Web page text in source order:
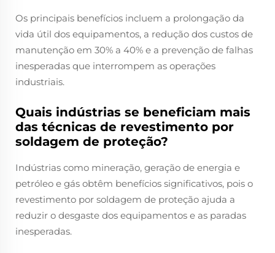
Os principais benefícios incluem a prolongação da
vida útil dos equipamentos, a redução dos custos de
manutenção em 30% a 40% e a prevenção de falhas
inesperadas que interrompem as operações
industriais.
Quais indústrias se beneficiam mais
das técnicas de revestimento por
soldagem de proteção?
Indústrias como mineração, geração de energia e
petróleo e gás obtêm benefícios significativos, pois o
revestimento por soldagem de proteção ajuda a
reduzir o desgaste dos equipamentos e as paradas
inesperadas.